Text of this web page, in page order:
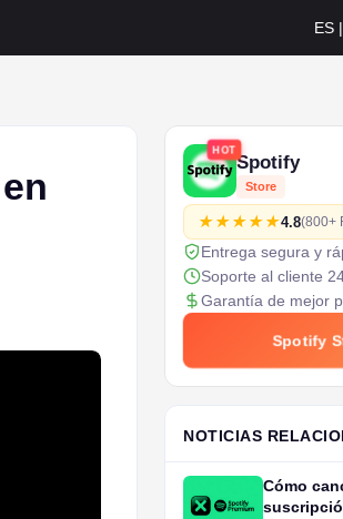
ES
HOT
Spotify
Store
4.8(800+
Entrega segura y
Soporte al cliente
Garantía de mejor
Spotify
NOTICIAS
Cómo